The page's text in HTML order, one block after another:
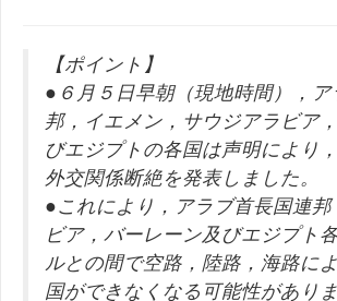
【ポイント】
●６月５日早朝（現地時間），
邦，イエメン，サウジアラビア
びエジプトの各国は声明により
外交関係断絶を発表しました。
●これにより，アラブ首長国連
ビア，バーレーン及びエジプト
ルとの間で空路，陸路，海路に
国ができなくなる可能性がありま